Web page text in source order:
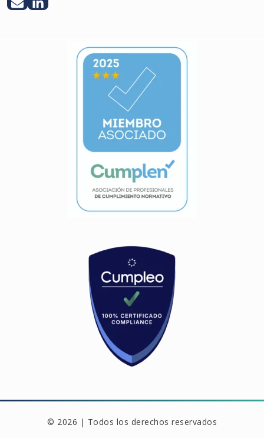
© 2026 | Todos los derechos reservados